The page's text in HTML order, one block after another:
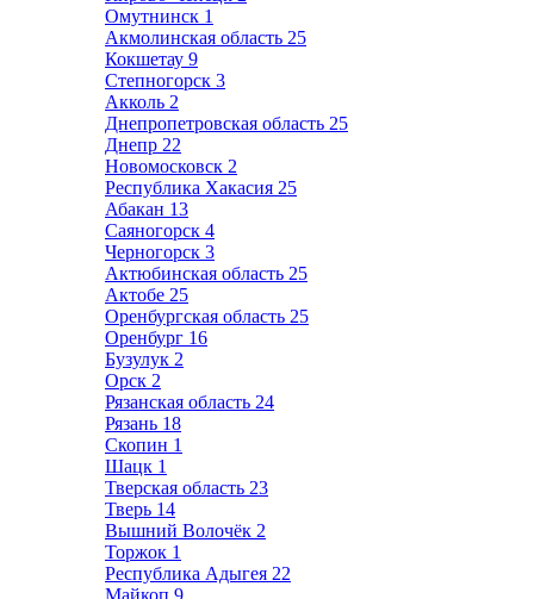
Омутнинск 1
Акмолинская область 25
Кокшетау 9
Степногорск 3
Акколь 2
Днепропетровская область 25
Днепр 22
Новомосковск 2
Республика Хакасия 25
Абакан 13
Саяногорск 4
Черногорск 3
Актюбинская область 25
Актобе 25
Оренбургская область 25
Оренбург 16
Бузулук 2
Орск 2
Рязанская область 24
Рязань 18
Скопин 1
Шацк 1
Тверская область 23
Тверь 14
Вышний Волочёк 2
Торжок 1
Республика Адыгея 22
Майкоп 9